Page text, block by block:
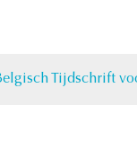
Tijdschrift